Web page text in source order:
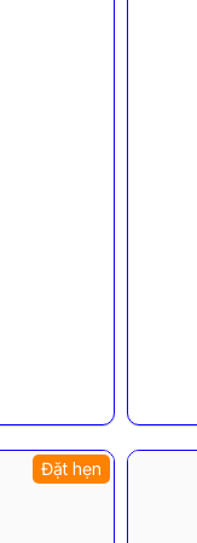
Đặt hẹn